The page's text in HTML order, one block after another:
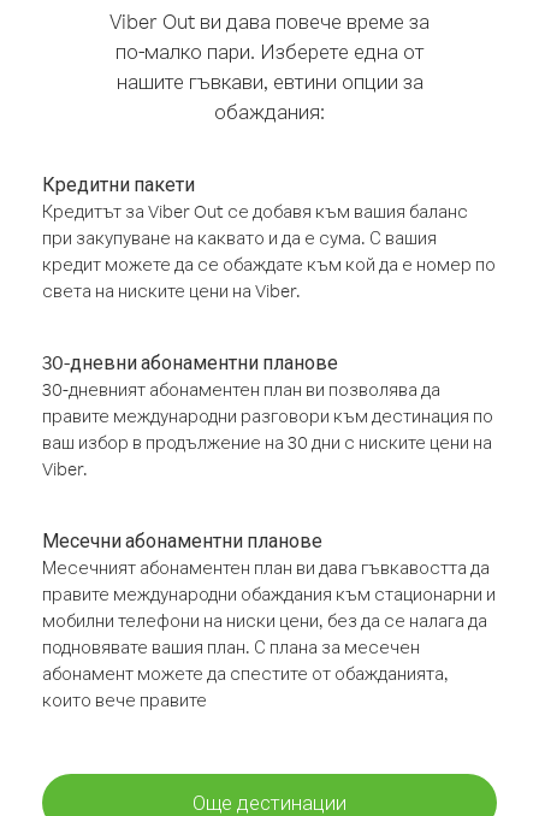
Viber Out ви дава повече време за
по-малко пари. Изберете една от
нашите гъвкави, евтини опции за
обаждания:
Кредитни пакети
Кредитът за Viber Out се добавя към вашия баланс
при закупуване на каквато и да е сума. С вашия
кредит можете да се обаждате към кой да е номер по
света на ниските цени на Viber.
30-дневни абонаментни планове
30-дневният абонаментен план ви позволява да
правите международни разговори към дестинация по
ваш избор в продължение на 30 дни с ниските цени на
Viber.
Месечни абонаментни планове
Месечният абонаментен план ви дава гъвкавостта да
правите международни обаждания към стационарни и
мобилни телефони на ниски цени, без да се налага да
подновявате вашия план. С плана за месечен
абонамент можете да спестите от обажданията,
които вече правите
Още дестинации